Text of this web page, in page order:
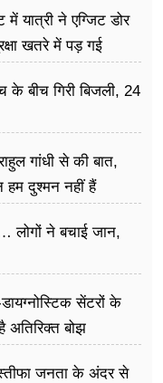
यात्री ने एग्जिट डोर
खतरे में पड़ गई
बीच गिरी बिजली, 24
गांधी से की बात,
हम दुश्मन नहीं हैं
लोगों ने बचाई जान,
सेंटरों के
अ​तिरिक्त बोझ
जनता के अंदर से